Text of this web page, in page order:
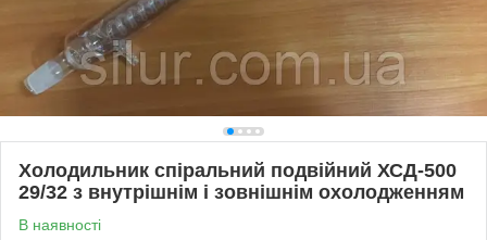
Холодильник спіральний подвійний ХСД-500
29/32 з внутрішнім і зовнішнім охолодженням
В наявності